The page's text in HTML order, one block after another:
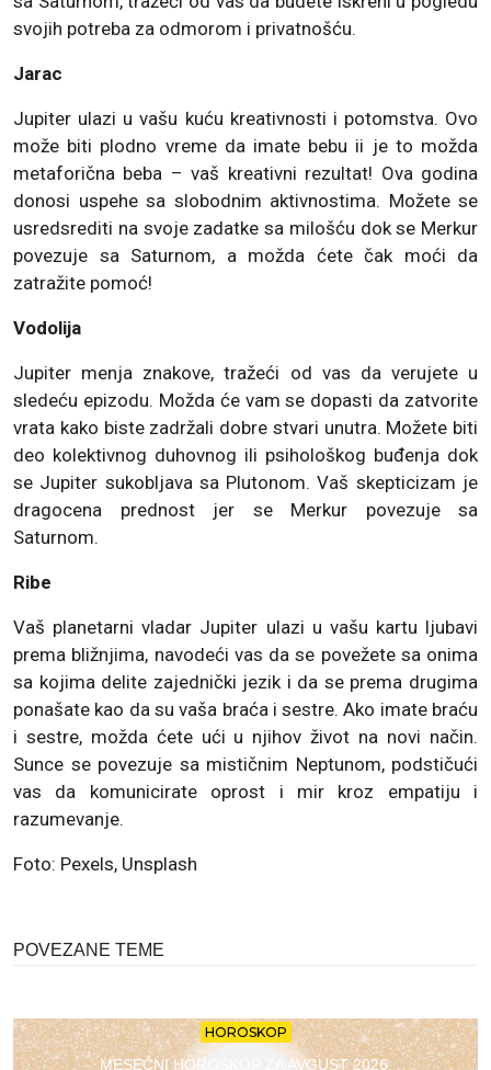
svojih potreba za odmorom i privatnošću.
Jarac
Jupiter ulazi u vašu kuću kreativnosti i potomstva. Ovo
može biti plodno vreme da imate bebu ii je to možda
metaforična beba – vaš kreativni rezultat! Ova godina
donosi uspehe sa slobodnim aktivnostima. Možete se
usredsrediti na svoje zadatke sa milošću dok se Merkur
povezuje sa Saturnom, a možda ćete čak moći da
zatražite pomoć!
Vodolija
Jupiter menja znakove, tražeći od vas da verujete u
sledeću epizodu. Možda će vam se dopasti da zatvorite
vrata kako biste zadržali dobre stvari unutra. Možete biti
deo kolektivnog duhovnog ili psihološkog buđenja dok
se Jupiter sukobljava sa Plutonom. Vaš skepticizam je
dragocena prednost jer se Merkur povezuje sa
Saturnom.
Ribe
Vaš planetarni vladar Jupiter ulazi u vašu kartu ljubavi
prema bližnjima, navodeći vas da se povežete sa onima
sa kojima delite zajednički jezik i da se prema drugima
ponašate kao da su vaša braća i sestre. Ako imate braću
i sestre, možda ćete ući u njihov život na novi način.
Sunce se povezuje sa mističnim Neptunom, podstičući
vas da komunicirate oprost i mir kroz empatiju i
razumevanje.
Foto: Pexels, Unsplash
POVEZANE TEME
HOROSKOP
MESEČNI HOROSKOP ZA AVGUST 2026.